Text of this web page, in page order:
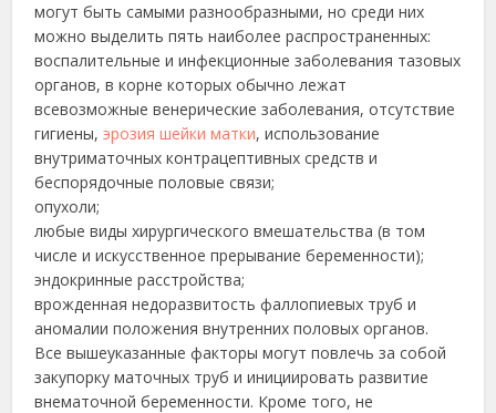
могут быть самыми разнообразными, но среди них
можно выделить пять наиболее распространенных:
воспалительные и инфекционные заболевания тазовых
органов, в корне которых обычно лежат
всевозможные венерические заболевания, отсутствие
гигиены,эрозия шейки матки, использование
внутриматочных контрацептивных средств и
беспорядочные половые связи;
опухоли;
любые виды хирургического вмешательства (в том
числе и искусственное прерывание беременности);
эндокринные расстройства;
врожденная недоразвитость фаллопиевых труб и
аномалии положения внутренних половых органов.
Все вышеуказанные факторы могут повлечь за собой
закупорку маточных труб и инициировать развитие
внематочной беременности. Кроме того, не